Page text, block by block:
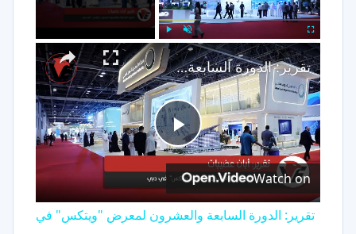
Play Unmute Fullscreen
×
Play
Video
تقرير: الدورة السابعة والعشرون لمعرض "ويتكس" في دبي
Watch on
تقرير: الدورة السابعة والعشرون لمعرض "ويتكس" في